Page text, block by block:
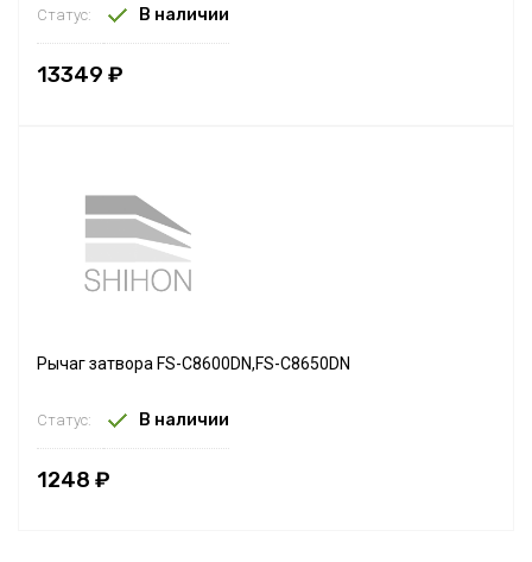
Статус: В наличии
13349 ₽
Рычаг затвора FS-C8600DN,FS-C8650DN
Статус: В наличии
1248 ₽